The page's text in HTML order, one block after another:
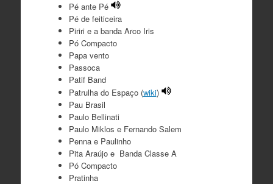
Pé ante Pé
Pé de feiticeira
Piriri e a banda Arco Iris
Pó Compacto
Papa vento
Passoca
Patif Band
Patrulha do Espaço (wiki)
Pau Brasil
Paulo Bellinati
Paulo Miklos e Fernando Salem
Penna e Paulinho
Pita Araújo e Banda Classe A
Pó Compacto
Pratinha